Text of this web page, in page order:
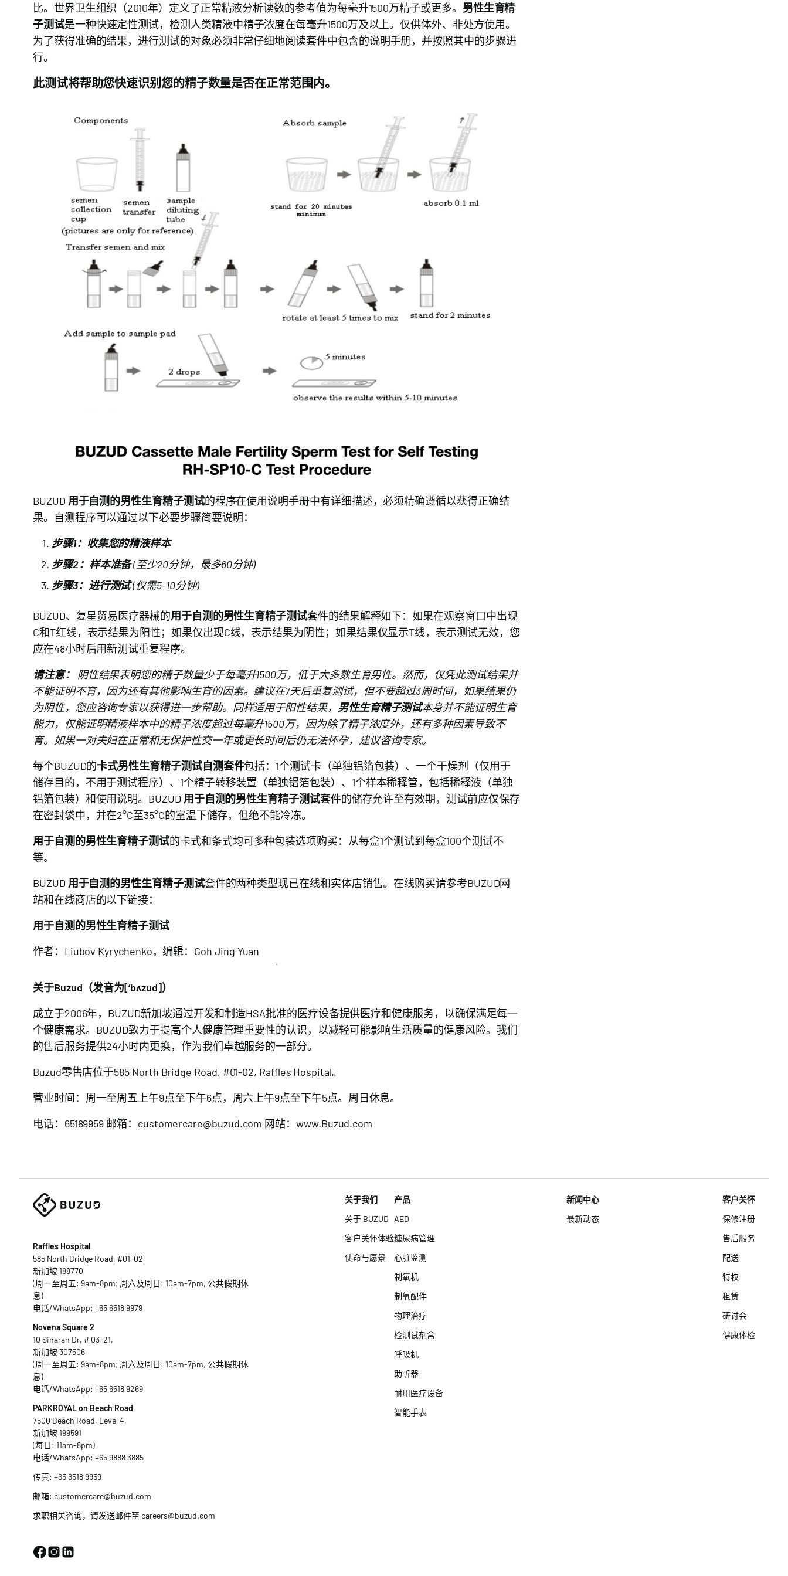
比。世界卫生组织（2010年）定义了正常精液分析读数的参考值为每毫升1500万精子或更多。 男性生育精
子测试是一种快速定性测试，检测人类精液中精子浓度在每毫升1500万及以上。仅供体外、非处方使用。
为了获得准确的结果，进行测试的对象必须非常仔细地阅读套件中包含的说明手册，并按照其中的步骤进
行。
此测试将帮助您快速识别您的精子数量是否在正常范围内。
BUZUD 用于自测的男性生育精子测试的程序在使用说明手册中有详细描述，必须精确遵循以获得正确结
果。自测程序可以通过以下必要步骤简要说明：
步骤1：收集您的精液样本
步骤2：样本准备(至少20分钟，最多60分钟)
步骤3：进行测试(仅需5-10分钟)
BUZUD、复星贸易医疗器械的用于自测的男性生育精子测试套件的结果解释如下：如果在观察窗口中出现
C和T红线，表示结果为阳性；如果仅出现C线，表示结果为阴性；如果结果仅显示T线，表示测试无效，您
应在48小时后用新测试重复程序。
请注意： 阴性结果表明您的精子数量少于每毫升1500万，低于大多数生育男性。然而，仅凭此测试结果并
不能证明不育，因为还有其他影响生育的因素。建议在7天后重复测试，但不要超过3周时间，如果结果仍
为阴性，您应咨询专家以获得进一步帮助。同样适用于阳性结果， 男性生育精子测试本身并不能证明生育
能力，仅能证明精液样本中的精子浓度超过每毫升1500万，因为除了精子浓度外，还有多种因素导致不
育。如果一对夫妇在正常和无保护性交一年或更长时间后仍无法怀孕，建议咨询专家。
每个BUZUD的卡式男性生育精子测试自测套件包括：1个测试卡（单独铝箔包装）、一个干燥剂（仅用于
储存目的，不用于测试程序）、1个精子转移装置（单独铝箔包装）、1个样本稀释管，包括稀释液（单独
铝箔包装）和使用说明。BUZUD 用于自测的男性生育精子测试套件的储存允许至有效期，测试前应仅保存
在密封袋中，并在2°C至35°C的室温下储存，但绝不能冷冻。
用于自测的男性生育精子测试的卡式和条式均可多种包装选项购买：从每盒1个测试到每盒100个测试不
等。
BUZUD 用于自测的男性生育精子测试套件的两种类型现已在线和实体店销售。在线购买请参考BUZUD网
站和在线商店的以下链接：
用于自测的男性生育精子测试
作者：Liubov Kyrychenko，编辑：Goh Jing Yuan
关于Buzud（发音为[‘bʌzud]）
成立于2006年，BUZUD新加坡通过开发和制造HSA批准的医疗设备提供医疗和健康服务，以确保满足每一
个健康需求。BUZUD致力于提高个人健康管理重要性的认识，以减轻可能影响生活质量的健康风险。我们
的售后服务提供24小时内更换，作为我们卓越服务的一部分。
Buzud零售店位于585 North Bridge Road, #01-02, Raffles Hospital。
营业时间：周一至周五上午9点至下午6点，周六上午9点至下午5点。周日休息。
电话：65189959 邮箱： customercare@buzud.com 网站：www.Buzud.com
Raffles Hospital
585 North Bridge Road, #01-02,
新加坡 188770
(周一至周五: 9am-8pm; 周六及周日: 10am-7pm, 公共假期休
息)
电话/WhatsApp: +65 6518 9979
Novena Square 2
10 Sinaran Dr, # 03-21,
新加坡 307506
(周一至周五: 9am-8pm; 周六及周日: 10am-7pm, 公共假期休
息)
电话/WhatsApp: +65 6518 9269
PARKROYAL on Beach Road
7500 Beach Road, Level 4,
新加坡 199591
(每日: 11am-8pm)
电话/WhatsApp: +65 9888 3885
传真: +65 6518 9959
邮箱: customercare@buzud.com
求职相关咨询，请发送邮件至 careers@buzud.com
关于我们
关于 BUZUD
客户关怀体验
使命与愿景
产品
AED
糖尿病管理
心脏监测
制氧机
制氧配件
物理治疗
检测试剂盒
呼吸机
助听器
耐用医疗设备
智能手表
新闻中心
最新动态
客户关怀
保修注册
售后服务
配送
特权
租赁
研讨会
健康体检